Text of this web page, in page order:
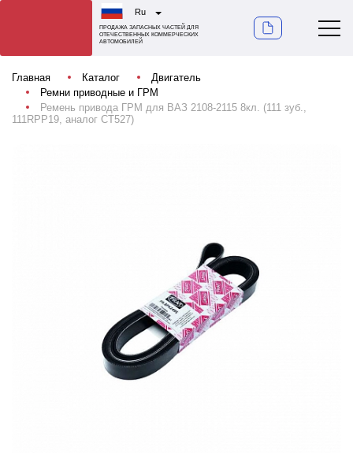
Ru
ПРОДАЖА ЗАПАСНЫХ ЧАСТЕЙ ДЛЯ
ОТЕЧЕСТВЕННЫХ КОММЕРЧЕСКИХ
АВТОМОБИЛЕЙ
Главная Каталог
Двигатель
Ремни приводные и ГРМ
Ремень привода ГРМ для ВАЗ 2108-2115 8кл. (111 зуб.,
111RPP19, аналог СТ527)